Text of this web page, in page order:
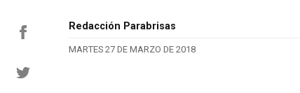
Redacción Parabrisas
MARTES 27 DE MARZO DE 2018